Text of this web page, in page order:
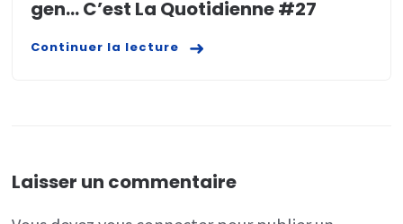
gen… C’est La Quotidienne #27
Continuer la lecture
Laisser un commentaire